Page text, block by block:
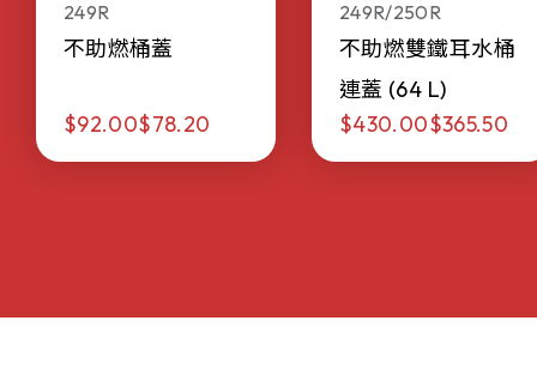
249R
不助燃桶蓋
$92.00$78.20
249R/250R
不助燃雙鐵耳水桶
連蓋 (64 L)
$430.00$365.50